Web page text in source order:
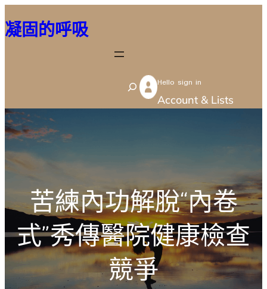
至
容
凝固的呼吸
S
e
Hello sign in
Account & Lists
苦練內功解脫“內卷
式”秀傳醫院健康檢查
競爭